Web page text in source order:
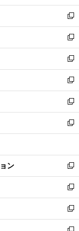
開
く
ウ
で
開
く
ン
ド
ウ
で
開
く
新
し
い
ウ
ィ
ン
ド
ウ
で
開
く
新
し
い
ウ
ィ
ン
ド
ウ
で
開
新
し
い
ウ
ィ
ン
ド
ウ
開
く
新
し
い
ウ
ィ
ン
ウ
で
開
く
新
し
い
ウ
ン
ド
ウ
で
開
く
新
し
ウ
ィ
ン
ド
ウ
で
開
ン
新
し
い
ウ
ィ
ン
新
し
い
ウ
新
し